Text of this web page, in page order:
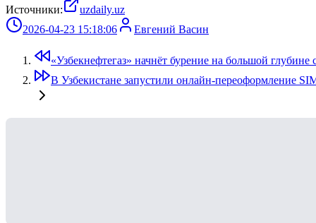
Источники:
uzdaily.uz
2026-04-23 15:18:06
Евгений Васин
«Узбекнефтегаз» начнёт бурение на большой
В Узбекистане запустили онлайн-переоформление